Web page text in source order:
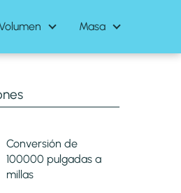
Masa
Conversión de
100000 pulgadas a
millas